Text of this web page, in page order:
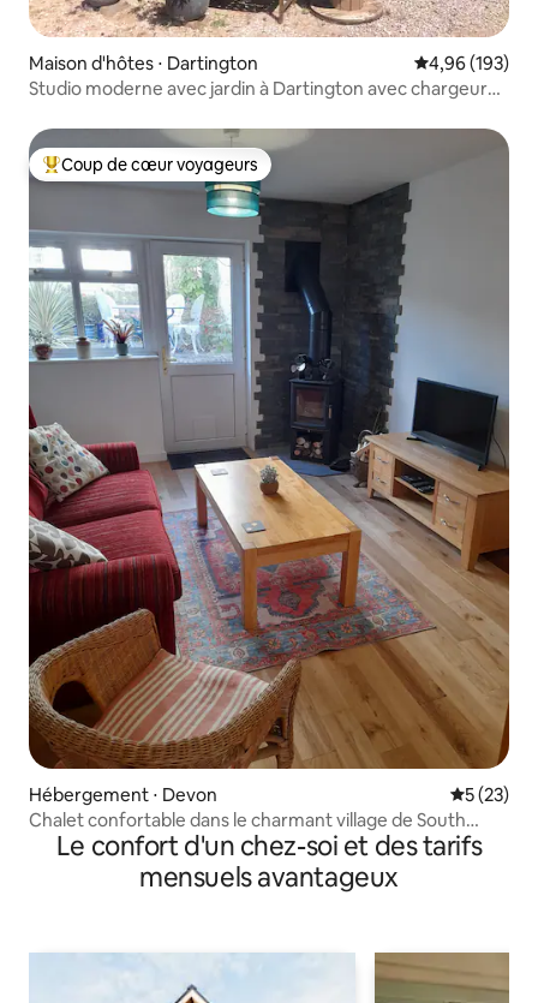
Maison d'hôtes ⋅ Dartington Évaluation
4,96 (193)
Studio moderne avec jardin à Dartington avec chargeur
Coups de cœur voyageurs les plus appréciés
Coup de cœur voyageurs
Hébergement ⋅ Devon
5 (23)
Chalet confortable dans le charmant village de South
Hams.
Le confort d'un chez-soi et des tarifs
mensuels avantageux